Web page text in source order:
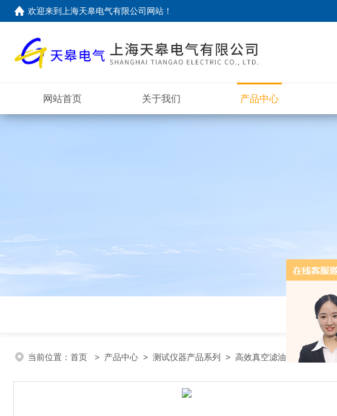
欢迎来到上海天皋电气有限公司网站！
网站首页 关于我们 产品中心
当前位置： 首页 > 产品中心 > 测试仪器产品系列 > 高效真空滤油机 > 真空滤